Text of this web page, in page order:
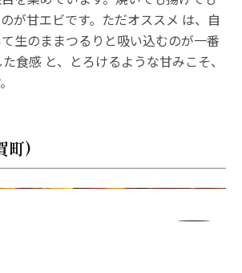
が甘エビです。ただオススメ は、自
生のままつるりと吸い込むのが一番
食感 と、とろけるような甘みこそ、
町)